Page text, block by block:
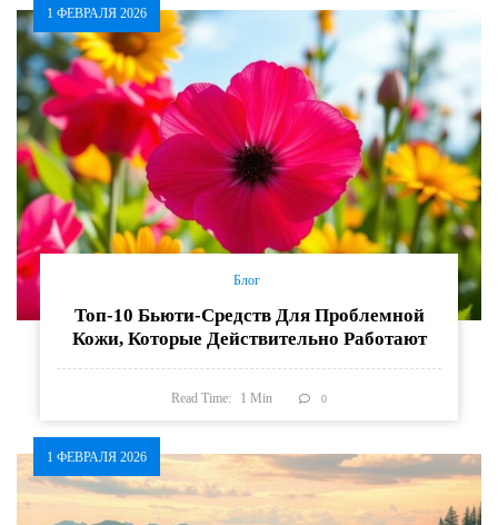
1 ФЕВРАЛЯ 2026
Блог
Топ-10 Бьюти-Средств Для Проблемной
Кожи, Которые Действительно Работают
Read Time: 1Min 0
1 ФЕВРАЛЯ 2026